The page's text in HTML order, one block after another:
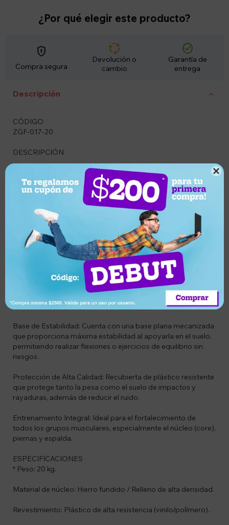

¿Por qué elegir este producto?
encrypted
Compra segura
cycle
Devolución o
cambio
check_circle
Garantía de
entrega
Descripción
CÓDIGO
ZGF-017-20
DESCRIPCIÓN
La Pesa Rusa (Kettlebell) de 20 kg es la herramienta versátil
definitiva para quienes buscan elevar su nivel de
entrenamiento funcional. Diseñada tanto para el uso
profesional en gimnasios como para el hogar, esta pesa
permite realizar una amplia gama de ejercicios dinámicos
que combinan fuerza, resistencia y equilibrio en un solo
movimiento. Su diseño robusto y acabado premium
garantizan durabilidad y comodidad en cada repetición.
* Diseño Ergonómico: El mango está diseñado para ofrecer
un agarre seguro y cómodo, evitando deslizamientos
durante ejercicios de alta intensidad como el swing.
Base de Estabilidad: Cuenta con una base plana mecanizada
que proporciona máxima estabilidad al apoyarla en el suelo,
permitiendo realizar flexiones o ejercicios de equilibrio sin
riesgos.
Protección de Alta Calidad: Recubierta de plástico resistente
que protege tanto la pesa como el suelo de impactos y
rayaduras, además de reducir el ruido.
Entrenamiento Integral: Ideal para el fortalecimiento de
todos los grupos musculares, especialmente el núcleo (core),
piernas y espalda.
ESPECIFICACIONES
* Peso: 20 kg.
Material de núcleo: Hierro fundido / Relleno de alta densidad.
Revestimiento: Plástico de alta resistencia (vinilo/polímero).